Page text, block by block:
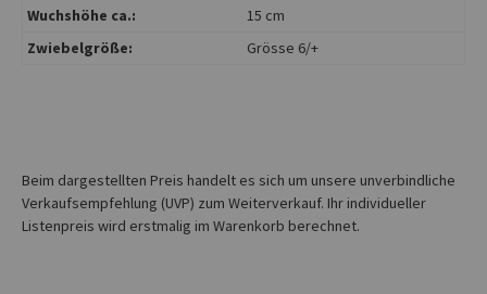
Wuchshöhe ca.:
15 cm
Zwiebelgröße:
Grösse 6/+
Beim dargestellten Preis handelt es sich um unsere unverbindliche
Verkaufsempfehlung (UVP) zum Weiterverkauf. Ihr individueller
Listenpreis wird erstmalig im Warenkorb berechnet.